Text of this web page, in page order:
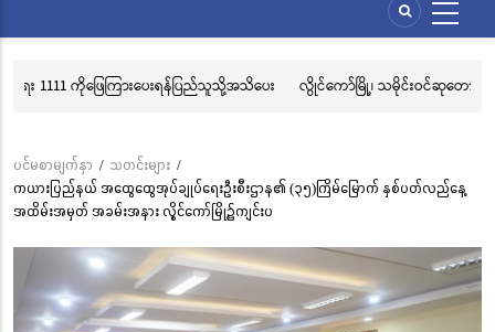
လွိုင်ကော်မြို့၊ သမိုင်းဝင်ဆုတောင်းပြည့် မြို့နာမ်ရွှေစေတီတော် လုံးတော်ပြည့်ရွှေ
ဘုံကထိန် အလှူတော်မင်္ဂလာအခမ်းအနား ကျင်းပ
Breadcrumb
ပင်မစာမျက်နှာ / သတင်းများ /
ကယားပြည်နယ် အထွေထွေအုပ်ချုပ်ရေးဦးစီးဌာန၏ (၃၅)ကြိမ်မြောက် နှစ်ပတ်လည်နေ့
အထိမ်းအမှတ် အခမ်းအနား လွိုင်ကော်မြို့၌ကျင်းပ